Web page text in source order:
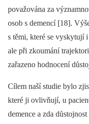
považována za
osob s demencí [18].
s těmi, které se vyskytují
ale při zkoumání
zařazeno hodnocení
Cílem naší studie bylo
které ji ovlivňují, u
demence a zda